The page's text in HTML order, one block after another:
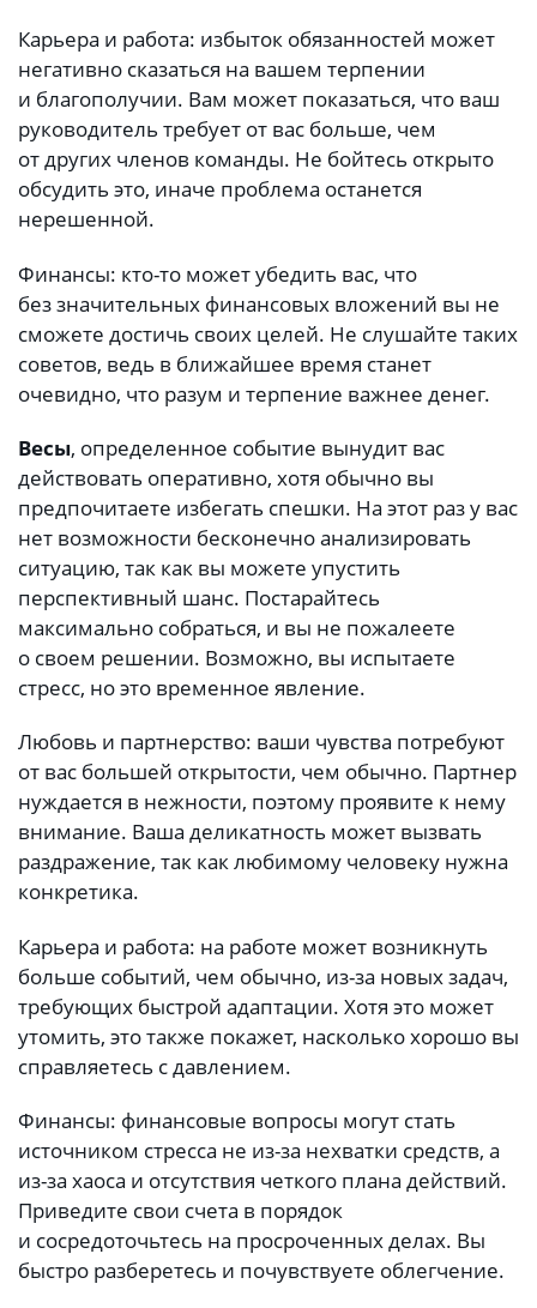
Карьера и работа: избыток обязанностей может
негативно сказаться на вашем терпении
и благополучии. Вам может показаться, что ваш
руководитель требует от вас больше, чем
от других членов команды. Не бойтесь открыто
обсудить это, иначе проблема останется
нерешенной.
Финансы: кто-то может убедить вас, что
без значительных финансовых вложений вы не
сможете достичь своих целей. Не слушайте таких
советов, ведь в ближайшее время станет
очевидно, что разум и терпение важнее денег.
Весы, определенное событие вынудит вас
действовать оперативно, хотя обычно вы
предпочитаете избегать спешки. На этот раз у вас
нет возможности бесконечно анализировать
ситуацию, так как вы можете упустить
перспективный шанс. Постарайтесь
максимально собраться, и вы не пожалеете
о своем решении. Возможно, вы испытаете
стресс, но это временное явление.
Любовь и партнерство: ваши чувства потребуют
от вас большей открытости, чем обычно. Партнер
нуждается в нежности, поэтому проявите к нему
внимание. Ваша деликатность может вызвать
раздражение, так как любимому человеку нужна
конкретика.
Карьера и работа: на работе может возникнуть
больше событий, чем обычно, из-за новых задач,
требующих быстрой адаптации. Хотя это может
утомить, это также покажет, насколько хорошо вы
справляетесь с давлением.
Финансы: финансовые вопросы могут стать
источником стресса не из-за нехватки средств, а
из-за хаоса и отсутствия четкого плана действий.
Приведите свои счета в порядок
и сосредоточьтесь на просроченных делах. Вы
быстро разберетесь и почувствуете облегчение.